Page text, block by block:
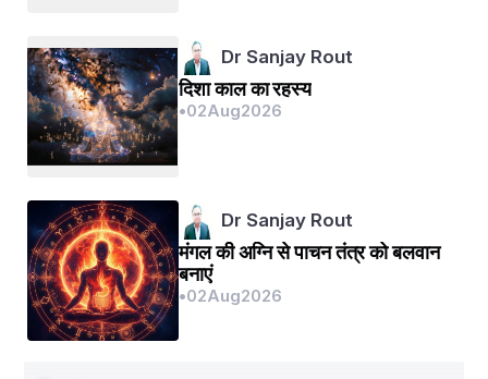
जब बात "धर्म" पर आती हैं ..
अपने सम्मान की खातिर,
वो हँस के "जोहर" अपनाती हैं ..
उसने जीते हैं "पदक" कई,
दे के "योग्यता" की परीक्षा भी ..
वो पाक कला में "निपुण" भी हैं,
Dr Sanjay Rout
दिशा काल का रहस्य
•02Aug2026
Dr Sanjay Rout
मंगल की अग्नि से पाचन तंत्र को बलवान
बनाएं
•02Aug2026